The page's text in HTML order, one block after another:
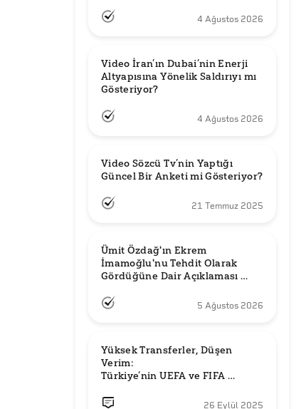
4 Ağustos 2026
Video İran’ın Dubai’nin Enerji
Altyapısına Yönelik Saldırıyı mı
Gösteriyor?
4 Ağustos 2026
Video Sözcü Tv’nin Yaptığı
Güncel Bir Anketi mi Gösteriyor?
21 Temmuz 2025
Ümit Özdağ'ın Ekrem
İmamoğlu'nu Tehdit Olarak
Gördüğüne Dair Açıklaması
5 Ağustos 2026
Yüksek Transferler, Düşen
Verim:
Türkiye’nin UEFA ve FIFA
26 Eylül 2025